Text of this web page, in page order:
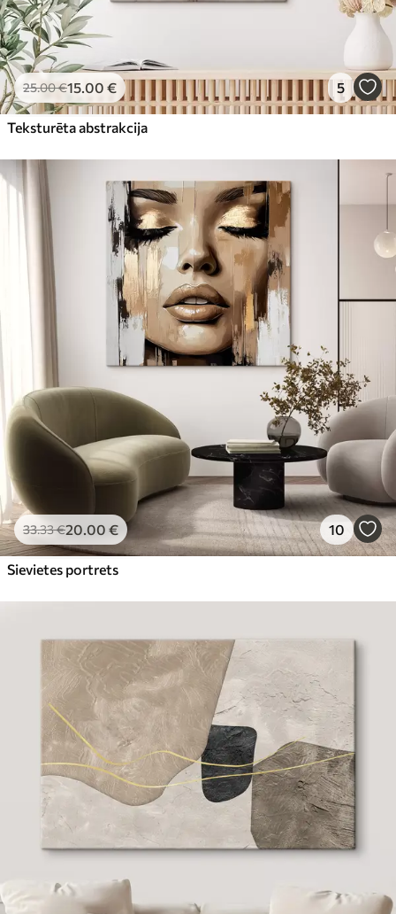
25.00€15.00 € 5
Teksturēta abstrakcija
33.33€20.00 € 10
Sievietes portrets